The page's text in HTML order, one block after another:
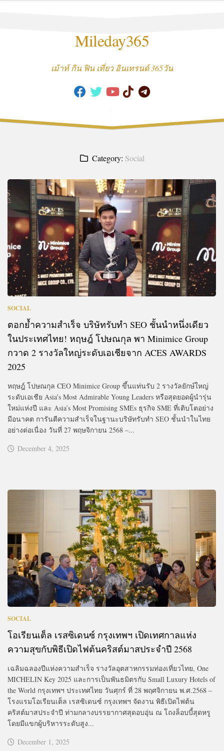
Mileday365
เม้าท์ กิน ฟิน เที่ยว อินเทรนด์ 365วัน
Category: Social
SOCIAL
ตอกย้ำความสำเร็จ บริษัทรับทำ SEO ชั้นนำหนึ่งเดียว
ในประเทศไทย! หฤษฎ์ โปษณกุล พา Minimice Group
กวาด 2 รางวัลใหญ่ระดับเอเชียจาก ACES AWARDS
2025
หฤษฎ์ โปษณกุล CEO Minimice Group ขึ้นแท่นรับ 2 รางวัลยักษ์ใหญ่
ระดับเอเชีย Asia’s Most Admirable Young Leaders หรือสุดยอดผู้นำรุ่น
ใหม่แห่งปี และ Asia’s Most Promising SMEs ธุรกิจ SME ที่เติบโตอย่าง
มีอนาคต การันตีความสำเร็จในฐานะบริษัทรับทำ SEO ชั้นนำในไทย
อย่างต่อเนื่อง วันที่ 27 พฤษจิกายน 2568 –...
December 4, 2025
SOCIAL
โอเรียนเต็ล เรสซิเดนซ์ กรุงเทพฯ เปิดเทศกาลแห่ง
ความสุขกับพิธีเปิดไฟต้นคริสต์มาสประจำปี 2568
เฉลิมฉลองปีแห่งความสำเร็จ รางวัลอุตสาหกรรมท่องเที่ยวไทย, One
MICHELIN Key 2025 และการเป็นพันธมิตรกับ Small Luxury Hotels of
the World กรุงเทพฯ ประเทศไทย วันศุกร์ ที่ 28 พฤศจิกายน พ.ศ.2568 –
โรงแรมโอเรียนเต็ล เรสซิเดนซ์ กรุงเทพฯ จัดงาน พิธีเปิดไฟต้น
คริสต์มาสประจำปี ท่ามกลางบรรยากาศสุดอบอุ่น ณ โถงล็อบบี้สุดหรู
โดยมีแขกผู้บริหารระดับสูง...
December 1, 2025